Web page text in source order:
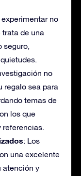
experimentar no
de una
seguro,
no
regalo sea para
temas de
los que
referencias.
: Los
una excelente
atención y